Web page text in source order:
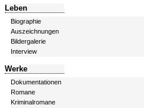
Leben
Biographie
Auszeichnungen
Bildergalerie
Interview
Werke
Dokumentationen
Romane
Kriminalromane